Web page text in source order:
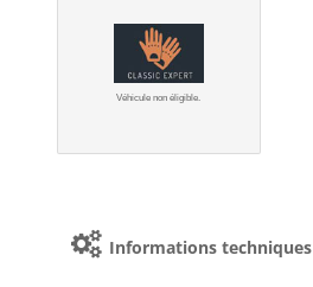
Véhicule non éligible.
Informations techniques